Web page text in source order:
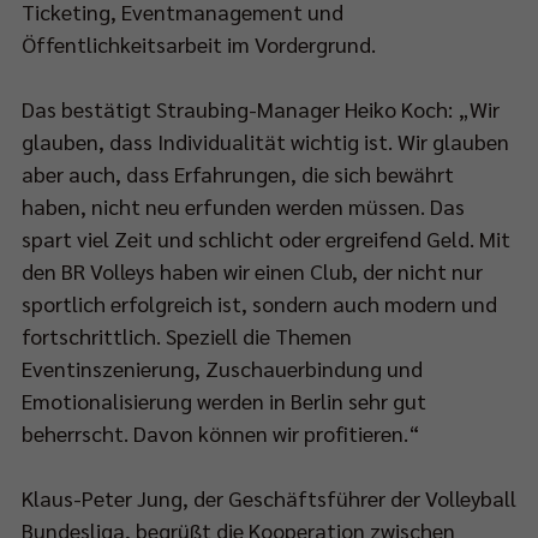
Ticketing, Eventmanagement und
Öffentlichkeitsarbeit im Vordergrund.
Das bestätigt Straubing-Manager Heiko Koch: „Wir
glauben, dass Individualität wichtig ist. Wir glauben
aber auch, dass Erfahrungen, die sich bewährt
haben, nicht neu erfunden werden müssen. Das
spart viel Zeit und schlicht oder ergreifend Geld. Mit
den BR Volleys haben wir einen Club, der nicht nur
sportlich erfolgreich ist, sondern auch modern und
fortschrittlich. Speziell die Themen
Eventinszenierung, Zuschauerbindung und
Emotionalisierung werden in Berlin sehr gut
beherrscht. Davon können wir profitieren.“
Klaus-Peter Jung, der Geschäftsführer der Volleyball
Bundesliga, begrüßt die Kooperation zwischen